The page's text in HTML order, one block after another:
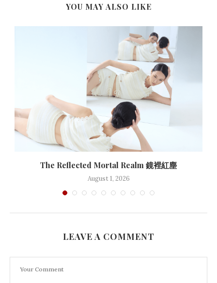
YOU MAY ALSO LIKE
The Reflected Mortal Realm 鏡裡紅塵
August 1, 2026
LEAVE A COMMENT